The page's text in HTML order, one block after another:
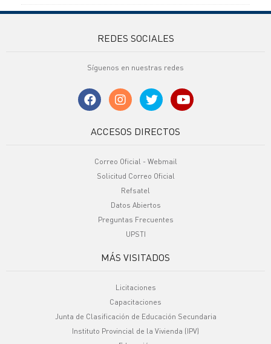
REDES SOCIALES
Síguenos en nuestras redes
ACCESOS DIRECTOS
Correo Oficial - Webmail
Solicitud Correo Oficial
Refsatel
Datos Abiertos
Preguntas Frecuentes
UPSTI
MÁS VISITADOS
Licitaciones
Capacitaciones
Junta de Clasificación de Educación Secundaria
Instituto Provincial de la Vivienda (IPV)